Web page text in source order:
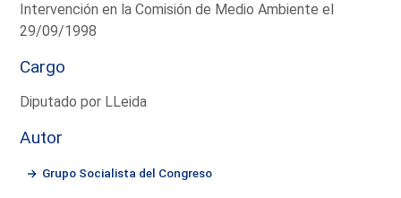
Intervención en la Comisión de Medio Ambiente el
29/09/1998
Cargo
Diputado por LLeida
Autor
Grupo Socialista del Congreso